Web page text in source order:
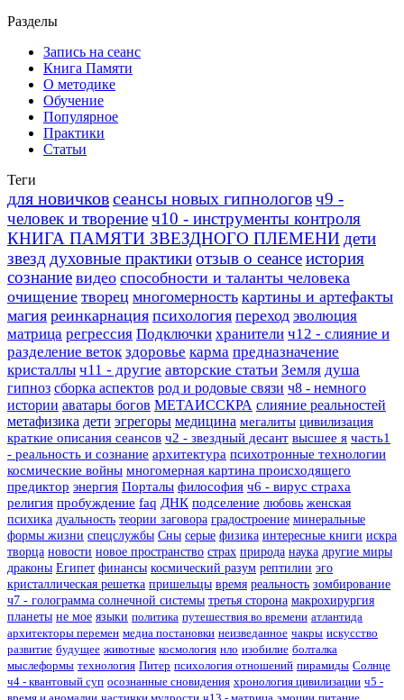
Разделы
Запись на сеанс
Книга Памяти
О методике
Обучение
Популярное
Практики
Статьи
Теги
для новичковсеансы новых гипнологовч9 -
человек и творениеч10 - инструменты контроля
КНИГА ПАМЯТИ ЗВЕЗДНОГО ПЛЕМЕНИ дети
звезд духовные практикиотзыв о сеансеистория
сознание видео способности и таланты человека
очищение творец многомерность картины и артефакты
магия реинкарнация психология переход эволюция
матрица регрессия Подключки хранители ч12 - слияние и
разделение веток здоровье карма предназначение
кристаллы ч11 - другие авторские статьи Земля душа
гипноз сборка аспектов род и родовые связи ч8 - немного
истории аватары богов МЕТАИССКРА слияние реальностей
метафизика дети эгрегоры медицина мегалиты цивилизация
краткие описания сеансов ч2 - звездный десант высшее я часть1
- реальность и сознание архитектура психотронные технологии
космические войны многомерная картина происходящего
предиктор энергия Порталы философия ч6 - вирус страха
религия пробуждение faq ДНК подселение любовь женская
психика дуальность теории заговора градостроение минеральные
формы жизни спецслужбы Сны серые физика интересные книги искра
творца новости новое пространство страх природа наука другие миры
драконы Египет финансы космический разум рептилии эго
кристаллическая решетка пришельцы время реальность зомбирование
ч7 - голограмма солнечной системы третья сторона макрохирургия
планеты не мое языки политика путешествия во времени атлантида
архитекторы перемен медиа постановки неизведанное чакры искусство
развитие будущее животные космология нло изобилие болталка
мыслеформы технология Питер психология отношений пирамиды Солнце
ч4 - квантовый суп осознанные сновидения хронология цивилизации ч5 -